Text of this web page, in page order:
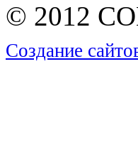
© 2012
Создание